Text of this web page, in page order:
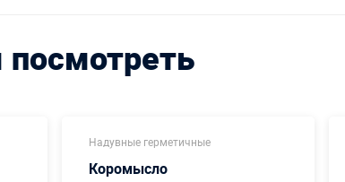
Надувные герметичные
Коромысло